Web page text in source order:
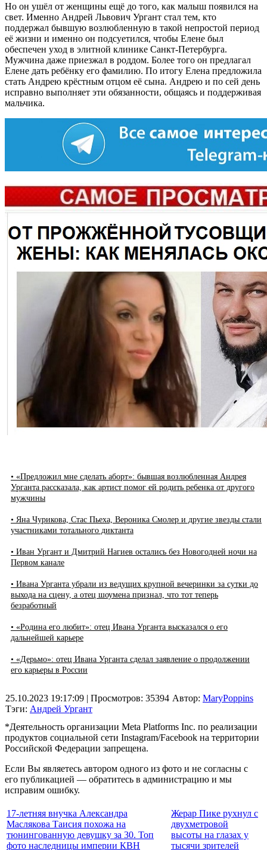
Но он ушёл от женщины ещё до того, как малыш появился на
свет. Именно Андрей Львович Ургант стал тем, кто
поддержал бывшую возлюбленную в такой непростой период
её жизни и именно он подсуетился, чтобы Елене был
обеспечен уход в элитной клинике Санкт-Петербурга.
Мужчина даже приезжал в роддом. Более того он предлагал
Елене дать ребёнку его фамилию. По итогу Елена предложила
стать Андрею крёстным отцом её сына. Андрею и по сей день
исправно выполняет эти обязанности, общаясь и поддерживая
мальчика.
• «Предложил мне сделать аборт»: бывшая возлюбленная Андрея
Урганта рассказала, как артист помог ей родить ребенка от другого
мужчины
• Яна Чурикова, Стас Пьеха, Вероника Смолер и другие звезды стали
участниками тотального диктанта
• Иван Ургант и Дмитрий Нагиев остались без Новогодней ночи на
Первом канале
• Ивана Урганта убрали из ведущих крупной вечеринки за сутки до
выхода на сцену, а отец шоумена признал, что тот теперь
безработный
• «Родина его любит»: отец Ивана Урганта высказался о его
дальнейшей карьере
• «Дерьмо»: отец Ивана Урганта сделал заявление о продолжении
его карьеры в России
25.10.2023 19:17:09 | Просмотров: 35394
Тэги: Андрей Ургант
Автор: MaryPoppins
*Деятельность организации Meta Platforms Inc. по реализации
продуктов социальной сети Instagram/Facebook на территории
Российской Федерации запрещена.
Если Вы являетесь автором одного из фото и не согласны с
его публикацией — обратитесь в администрацию и мы
исправим ошибку.
17-летняя внучка Александра
Маслякова Таисия похожа на
тюнингованную девушку за 30. Топ
фото наследницы империи КВН
Жерар Пике рухнул с
двухметровой
высоты на глазах у
тысячи зрителей